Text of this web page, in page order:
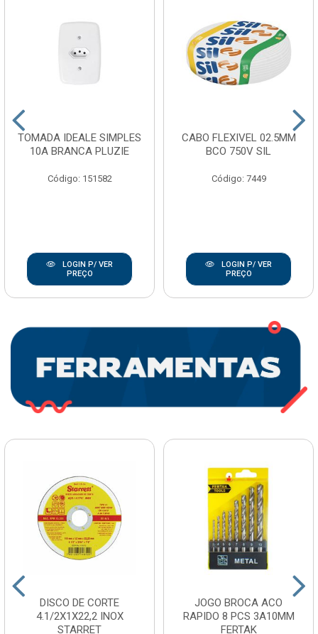
TOMADA IDEALE SIMPLES
10A BRANCA PLUZIE
Código: 151582
LOGIN P/ VER
PREÇO
CABO FLEXIVEL 02.5MM
BCO 750V SIL
Código: 7449
LOGIN P/ VER
PREÇO
DISCO DE CORTE
4.1/2X1X22,2 INOX
STARRET
JOGO BROCA ACO
RAPIDO 8 PCS 3A10MM
FERTAK